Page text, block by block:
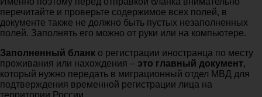
перечитайте и проверьте содержимое всех полей, в
документе также не должно быть пустых незаполненных
полей. Заполнять его можно от руки или на компьютере.
Заполненный бланк о регистрации иностранца по месту
проживания или нахождения – это главный документ,
который нужно передать в миграционный отдел МВД для
подтверждения временной регистрации лица на